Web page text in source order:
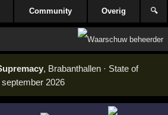
Community Overig 🔍
, Brabanthallen · State of
2026